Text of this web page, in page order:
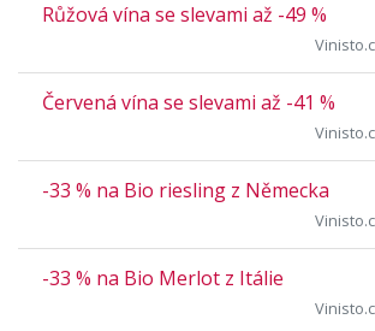
Růžová vína se slevami až -49 %
Červená vína se slevami až -41 %
-33 % na Bio riesling z Německa
-33 % na Bio Merlot z Itálie